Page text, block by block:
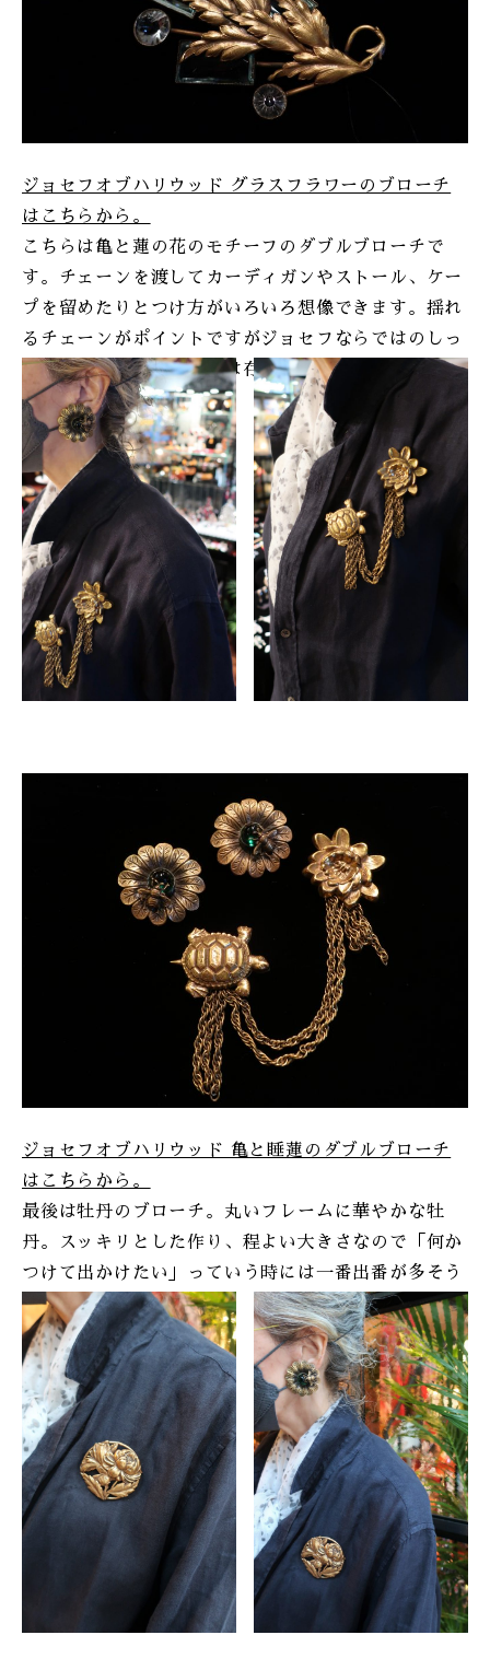
ジョセフオブハリウッド グラスフラワーのブローチ
はこちらから。
こちらは亀と蓮の花のモチーフのダブルブローチで
す。チェーンを渡してカーディガンやストール、ケー
プを留めたりとつけ方がいろいろ想像できます。揺れ
るチェーンがポイントですがジョセフならではのしっ
かりとした太いチェーンは存在感抜群です。
ジョセフオブハリウッド 亀と睡蓮のダブルブローチ
はこちらから。
最後は牡丹のブローチ。丸いフレームに華やかな牡
丹。スッキリとした作り、程よい大きさなので「何か
つけて出かけたい」っていう時には一番出番が多そう
です。